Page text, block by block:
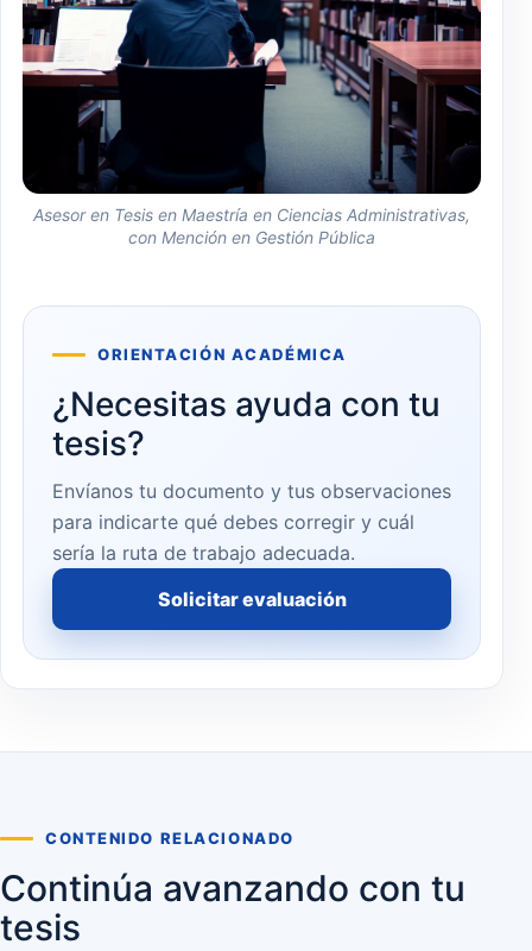
Asesor en Tesis en Maestría en Ciencias Administrativas,
con Mención en Gestión Pública
ORIENTACIÓN ACADÉMICA
¿Necesitas ayuda con tu
tesis?
Envíanos tu documento y tus observaciones
para indicarte qué debes corregir y cuál
sería la ruta de trabajo adecuada.
Solicitar evaluación
CONTENIDO RELACIONADO
Continúa avanzando con tu
tesis